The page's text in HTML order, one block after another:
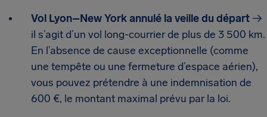
Vol Lyon–New York annulé la veille du départ →
il s’agit d’un vol long-courrier de plus de 3 500 km.
En l’absence de cause exceptionnelle (comme
une tempête ou une fermeture d’espace aérien),
vous pouvez prétendre à une indemnisation de
600 €, le montant maximal prévu par la loi.